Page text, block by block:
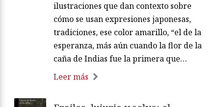
ilustraciones que dan contexto sobre
cómo se usan expresiones japonesas,
tradiciones, ese color amarillo, “el de la
esperanza, más aún cuando la flor de la
caña de Indias fue la primera que…
Leer más